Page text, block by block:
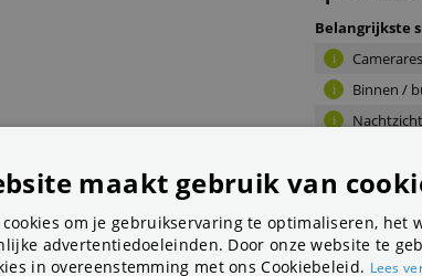
Belangrijkste
i
i Binnen /
i
i uPnP
Algemeen
Merk
maakt gebruik van
om je gebruikservaring te optimaliseren, het
advertentiedoeleinden. Door onze website te
in overeenstemming met ons Cookiebeleid. Lees